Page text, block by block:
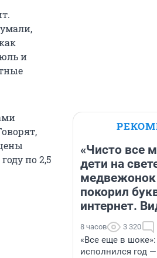
и
по 2,5
«Чисто все
дети на
покорил
интернет.
8 часов 3 320
«Все еще в
исполнился год